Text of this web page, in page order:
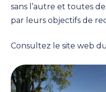
sans l’autre et toutes
par leurs objectifs de
Consultez le site web